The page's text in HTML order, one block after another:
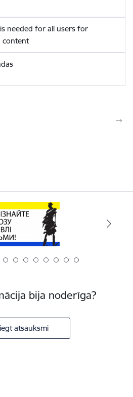
needed for all users for
content
bija noderīga?
atsauksmi